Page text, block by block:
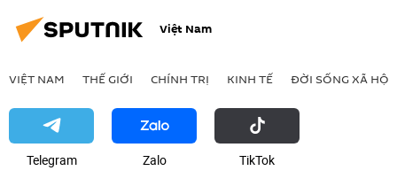
Việt Nam
VIỆT NAM THẾ GIỚI CHÍNH TRỊ KINH TẾ ĐỜI SỐNG XÃ HỘI
Telegram Zalo ТikТоk